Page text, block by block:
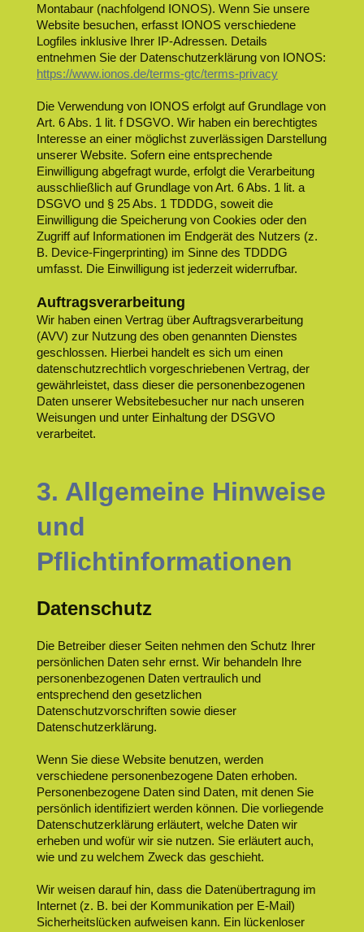
Montabaur (nachfolgend IONOS). Wenn Sie unsere
Website besuchen, erfasst IONOS verschiedene
Logfiles inklusive Ihrer IP-Adressen. Details
entnehmen Sie der Datenschutzerklärung von IONOS:
https://www.ionos.de/terms-gtc/terms-privacy
Die Verwendung von IONOS erfolgt auf Grundlage von
Art. 6 Abs. 1 lit. f DSGVO. Wir haben ein berechtigtes
Interesse an einer möglichst zuverlässigen Darstellung
unserer Website. Sofern eine entsprechende
Einwilligung abgefragt wurde, erfolgt die Verarbeitung
ausschließlich auf Grundlage von Art. 6 Abs. 1 lit. a
DSGVO und § 25 Abs. 1 TDDDG, soweit die
Einwilligung die Speicherung von Cookies oder den
Zugriff auf Informationen im Endgerät des Nutzers (z.
B. Device-Fingerprinting) im Sinne des TDDDG
umfasst. Die Einwilligung ist jederzeit widerrufbar.
Auftragsverarbeitung
Wir haben einen Vertrag über Auftragsverarbeitung
(AVV) zur Nutzung des oben genannten Dienstes
geschlossen. Hierbei handelt es sich um einen
datenschutzrechtlich vorgeschriebenen Vertrag, der
gewährleistet, dass dieser die personenbezogenen
Daten unserer Websitebesucher nur nach unseren
Weisungen und unter Einhaltung der DSGVO
verarbeitet.
3. Allgemeine Hinweise
und
Pflichtinformationen
Datenschutz
Die Betreiber dieser Seiten nehmen den Schutz Ihrer
persönlichen Daten sehr ernst. Wir behandeln Ihre
personenbezogenen Daten vertraulich und
entsprechend den gesetzlichen
Datenschutzvorschriften sowie dieser
Datenschutzerklärung.
Wenn Sie diese Website benutzen, werden
verschiedene personenbezogene Daten erhoben.
Personenbezogene Daten sind Daten, mit denen Sie
persönlich identifiziert werden können. Die vorliegende
Datenschutzerklärung erläutert, welche Daten wir
erheben und wofür wir sie nutzen. Sie erläutert auch,
wie und zu welchem Zweck das geschieht.
Wir weisen darauf hin, dass die Datenübertragung im
Internet (z. B. bei der Kommunikation per E-Mail)
Sicherheitslücken aufweisen kann. Ein lückenloser